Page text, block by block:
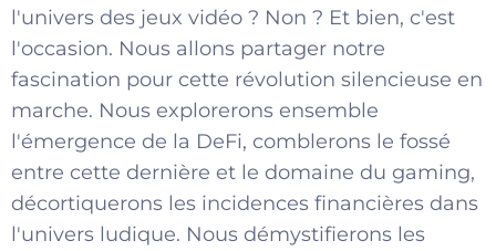
l'univers des jeux vidéo ? Non ? Et bien, c'est
l'occasion. Nous allons partager notre
fascination pour cette révolution silencieuse en
marche. Nous explorerons ensemble
l'émergence de la DeFi, comblerons le fossé
entre cette dernière et le domaine du gaming,
décortiquerons les incidences financières dans
l'univers ludique. Nous démystifierons les